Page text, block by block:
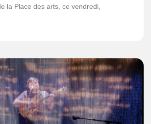
la Place des arts, ce vendredi,